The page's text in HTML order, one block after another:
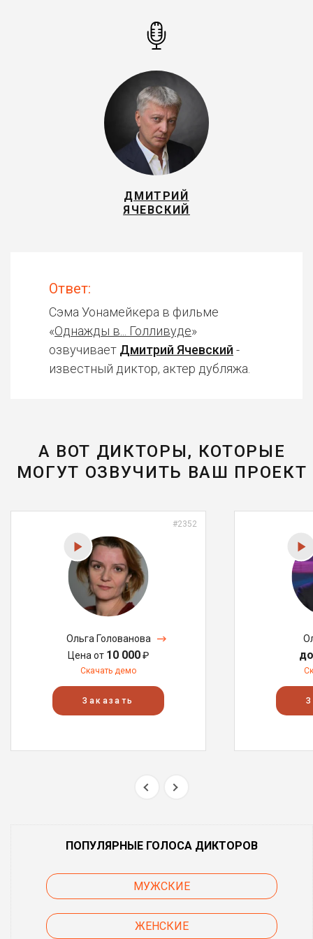
ДМИТРИЙ
ЯЧЕВСКИЙ
Ответ:
Сэма Уонамейкера в фильме
«Однажды в... Голливуде»
озвучивает Дмитрий Ячевский -
известный диктор, актер дубляжа.
А ВОТ ДИКТОРЫ, КОТОРЫЕ
МОГУТ ОЗВУЧИТЬ ВАШ ПРОЕКТ
#2352
Ольга Голованова
Цена от 10 000₽
Скачать демо
Заказать
ПОПУЛЯРНЫЕ ГОЛОСА ДИКТОРОВ
МУЖСКИЕ
ЖЕНСКИЕ